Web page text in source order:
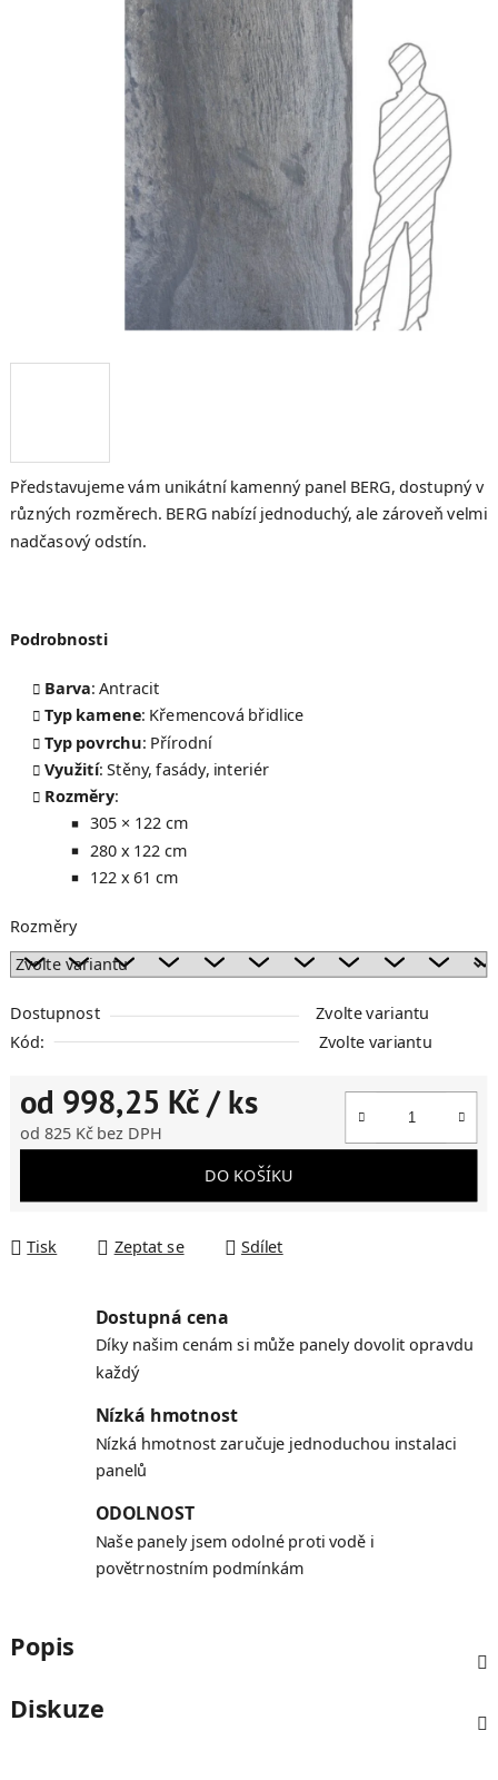
Představujeme vám unikátní kamenný panel BERG, dostupný v
různých rozměrech. BERG nabízí jednoduchý, ale zároveň velmi
nadčasový odstín.
Podrobnosti
Barva: Antracit
Typ kamene: Křemencová břidlice
Typ povrchu: Přírodní
Využití: Stěny, fasády, interiér
Rozměry:
305 × 122 cm
280 x 122 cm
122 x 61 cm
Rozměry
Dostupnost
Zvolte variantu
Kód:
Zvolte variantu
od 998,25 Kč/ ks
od 825 Kčbez DPH
DO KOŠÍKU
Tisk Zeptat se Sdílet
Dostupná cena
Díky našim cenám si může panely dovolit opravdu
každý
Nízká hmotnost
Nízká hmotnost zaručuje jednoduchou instalaci
panelů
ODOLNOST
Naše panely jsem odolné proti vodě i
povětrnostním podmínkám
Popis
Diskuze